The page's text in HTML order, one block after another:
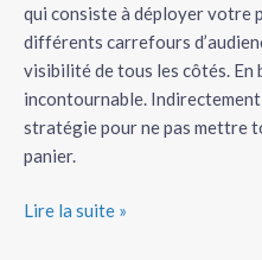
qui consiste à déployer votre
différents carrefours
visibilité de tous les côtés. En
incontournable. Indirectement
stratégie pour ne pas mettre
panier.
Lire la suite »